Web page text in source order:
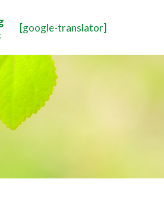
[google-translator]